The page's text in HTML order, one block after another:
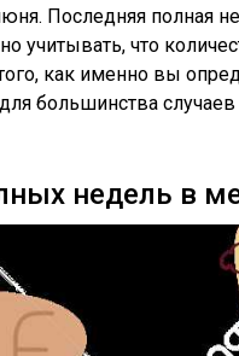
Последняя полная
учитывать, что
как именно вы
большинства случаев
недель в